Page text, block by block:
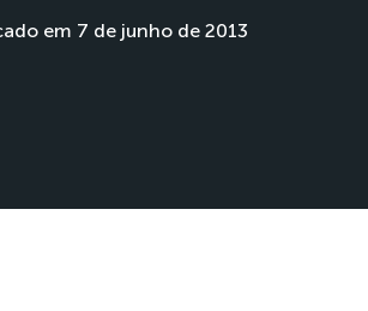
em 7 de junho de 2013